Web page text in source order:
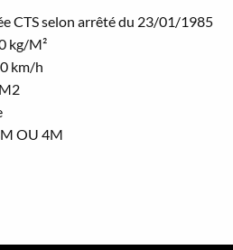
CTS selon arrêté du 23/01/1985
kg/M²
km/h
OU 4M